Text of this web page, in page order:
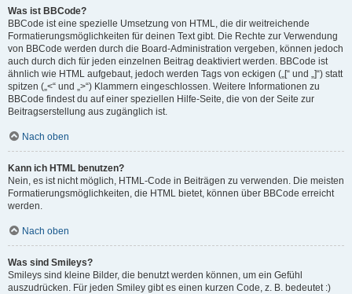
Was ist BBCode?
BBCode ist eine spezielle Umsetzung von HTML, die dir weitreichende
Formatierungsmöglichkeiten für deinen Text gibt. Die Rechte zur Verwendung
von BBCode werden durch die Board-Administration vergeben, können jedoch
auch durch dich für jeden einzelnen Beitrag deaktiviert werden. BBCode ist
ähnlich wie HTML aufgebaut, jedoch werden Tags von eckigen („[“ und „]“) statt
spitzen („<“ und „>“) Klammern eingeschlossen. Weitere Informationen zu
BBCode findest du auf einer speziellen Hilfe-Seite, die von der Seite zur
Beitragserstellung aus zugänglich ist.
Nach oben
Kann ich HTML benutzen?
Nein, es ist nicht möglich, HTML-Code in Beiträgen zu verwenden. Die meisten
Formatierungsmöglichkeiten, die HTML bietet, können über BBCode erreicht
werden.
Nach oben
Was sind Smileys?
Smileys sind kleine Bilder, die benutzt werden können, um ein Gefühl
auszudrücken. Für jeden Smiley gibt es einen kurzen Code, z. B. bedeutet :)